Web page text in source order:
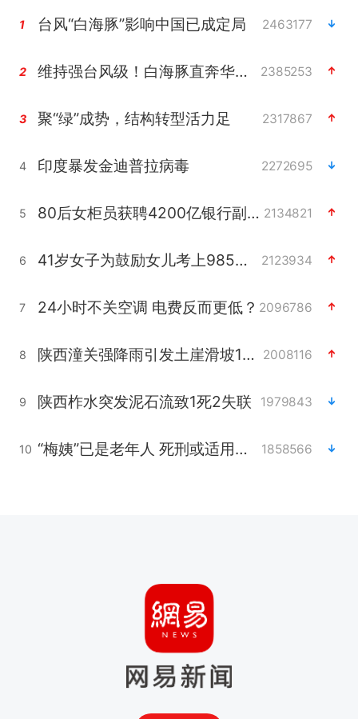
1 台风“白海豚”影响中国已成定局 2463177
2 维持强台风级！白海豚直奔华东沿海 2385253
3 聚“绿”成势，结构转型活力足 2317867
4 印度暴发金迪普拉病毒 2272695
5 80后女柜员获聘4200亿银行副行长 2134821
6 41岁女子为鼓励女儿考上985研究生 2123934
7 24小时不关空调 电费反而更低？ 2096786
8 陕西潼关强降雨引发土崖滑坡1人失联 2008116
9 陕西柞水突发泥石流致1死2失联 1979843
10 “梅姨”已是老年人 死刑或适用受限 1858566